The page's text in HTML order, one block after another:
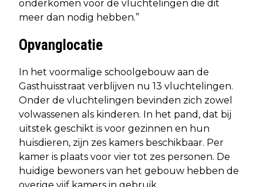
onderkomen voor de vluchtelingen die dit
meer dan nodig hebben.”
Opvanglocatie
In het voormalige schoolgebouw aan de
Gasthuisstraat verblijven nu 13 vluchtelingen.
Onder de vluchtelingen bevinden zich zowel
volwassenen als kinderen. In het pand, dat bij
uitstek geschikt is voor gezinnen en hun
huisdieren, zijn zes kamers beschikbaar. Per
kamer is plaats voor vier tot zes personen. De
huidige bewoners van het gebouw hebben de